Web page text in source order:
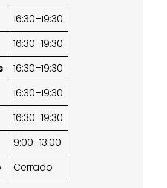
16:30–19:30
16:30–19:30
16:30–19:30
16:30–19:30
16:30–19:30
9:00–13:00
Cerrado